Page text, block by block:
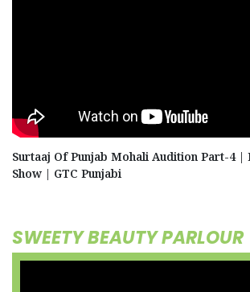
Surtaaj Of Punjab Mohali Audition Part-4 |
Show | GTC Punjabi
SWEETY BEAUTY PARLOUR